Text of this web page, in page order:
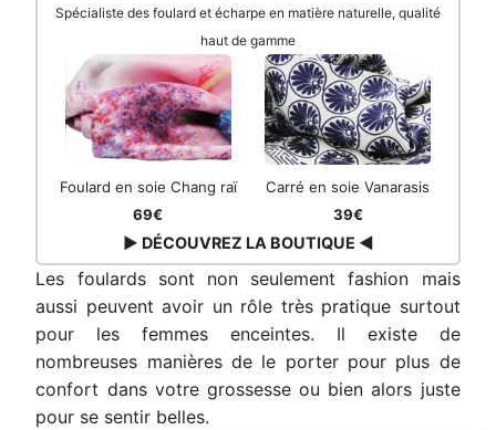
Spécialiste des foulard et écharpe en matière naturelle, qualité
haut de gamme
Foulard en soie Chang raï
69€
Carré en soie Vanarasis
39€
▶ DÉCOUVREZ LA BOUTIQUE ◀
Les foulards sont non seulement fashion mais
aussi peuvent avoir un rôle très pratique surtout
pour les femmes enceintes. Il existe de
nombreuses manières de le porter pour plus de
confort dans votre grossesse ou bien alors juste
pour se sentir belles.